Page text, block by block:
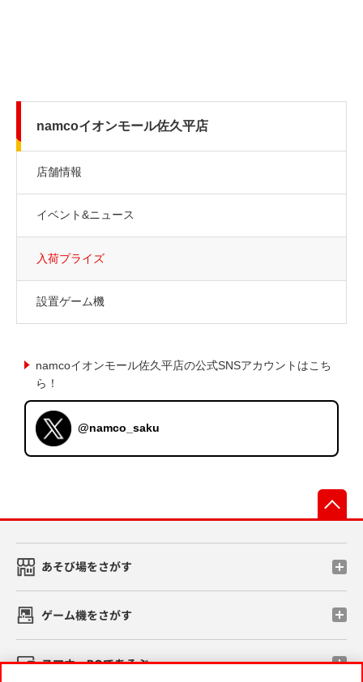
namcoイオンモール佐久平店
店舗情報
イベント&ニュース
入荷プライズ
設置ゲーム機
namcoイオンモール佐久平店の公式SNSアカウントはこち
ら！
@namco_saku
あそび場をさがす
ゲーム機をさがす
スマホ・PCであそぶ